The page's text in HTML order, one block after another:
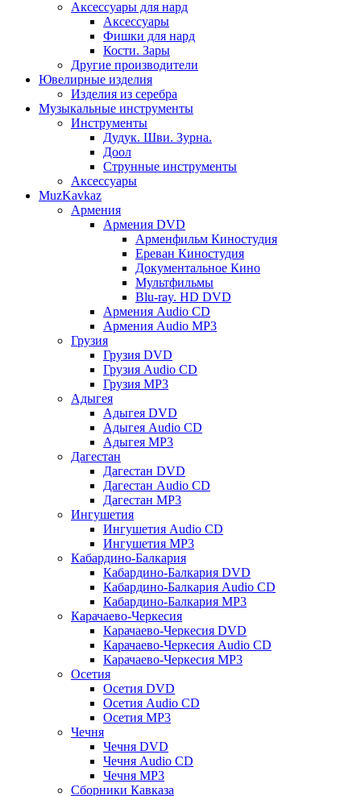
Аксессуары для нард
Аксессуары
Фишки для нард
Кости. Зары
Другие производители
Ювелирные изделия
Изделия из серебра
Музыкальные инструменты
Инструменты
Дудук. Шви. Зурна.
Доол
Струнные инструменты
Аксессуары
MuzKavkaz
Армения
Армения DVD
Арменфильм Киностудия
Ереван Киностудия
Документальное Кино
Мультфильмы
Blu-ray. HD DVD
Армения Audio CD
Армения Audio MP3
Грузия
Грузия DVD
Грузия Audio CD
Грузия MP3
Адыгея
Адыгея DVD
Адыгея Audio CD
Адыгея MP3
Дагестан
Дагестан DVD
Дагестан Audio CD
Дагестан MP3
Ингушетия
Ингушетия Audio CD
Ингушетия MP3
Кабардино-Балкария
Кабардино-Балкария DVD
Кабардино-Балкария Audio CD
Кабардино-Балкария MP3
Карачаево-Черкесия
Карачаево-Черкесия DVD
Карачаево-Черкесия Audio CD
Карачаево-Черкесия MP3
Осетия
Осетия DVD
Осетия Audio CD
Осетия MP3
Чечня
Чечня DVD
Чечня Audio CD
Чечня MP3
Сборники Кавказа